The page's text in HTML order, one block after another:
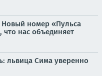
номер «Пульса
нас объединяет
львица Сима уверенно